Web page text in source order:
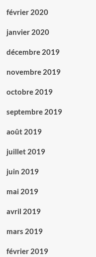
février 2020
janvier 2020
décembre 2019
novembre 2019
octobre 2019
septembre 2019
août 2019
juillet 2019
juin 2019
mai 2019
avril 2019
mars 2019
février 2019